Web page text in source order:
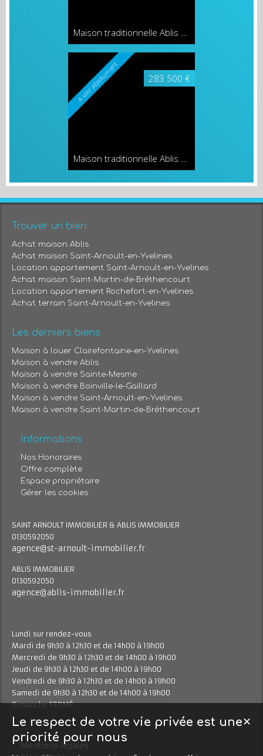
Maison traditionnelle Ablis
101 m²
Exclusivité 279 825 €
Maison contemporaine Ablis
Trouver un bien
Achat maison Ablis
Achat maison Saint-Arnoult-en-Yvelines
Location appartement Saint-Arnoult-en-Yvelines
Achat maison Saint-Martin-de-Bréthencourt
Location appartement Rochefort-en-Yvelines
Achat terrain Saint-Arnoult-en-Yvelines
Les derniers biens
Maison à louer Clairefontaine-en-Yvelines
Maison à vendre Ablis
Maison à vendre Sainte-Mesme
Maison à vendre Boinville-le-Gaillard
Maison à vendre Saint-Arnoult-en-Yvelines
Maison à vendre Saint-Martin-de-Bréthencourt
Informations
Nos Honoraires
Offre complète
Espace propriétaire
Gérer les cookies
SAINT ARNOULT IMMOBILIER & ABLIS IMMOBILIER
0130592050
agence@st-arnoult-immobilier.fr
ABLIS IMMOBILIER
0130592050
agence@ablis-immobilier.fr
Lundi sur rendez-vous
Mardi de 9h30 à 12h30 et de 14h00 à 19h00
Mercredi de 9h30 à 12h30 et de 14h00 à 19h00
Jeudi de 9h30 à 12h30 et de 14h00 à 19h00
Vendredi de 9h30 à 12h30 et de 14h00 à 19h00
Samedi de 9h30 à 12h30 et de 14h00 à 19h00
Dimanche FERMÉ
Mentions légales
✕
Le respect de votre vie privée est une
priorité pour nous